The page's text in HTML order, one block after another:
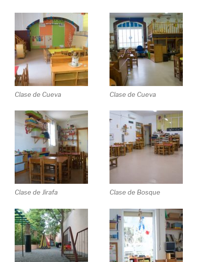
Clase de Cueva Clase de Cueva
Clase de Jirafa Clase de Bosque